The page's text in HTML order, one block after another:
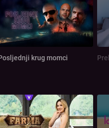
krug momci